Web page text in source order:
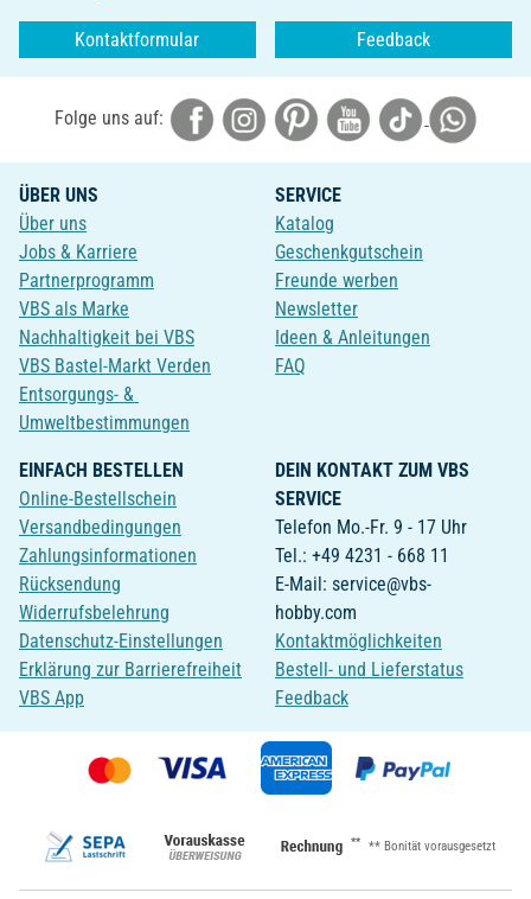
Kontaktformular Feedback
Folge uns auf:
ÜBER UNS
Über uns
Jobs & Karriere
Partnerprogramm
VBS als Marke
Nachhaltigkeit bei VBS
VBS Bastel-Markt Verden
Entsorgungs- &
Umweltbestimmungen
SERVICE
Katalog
Geschenkgutschein
Freunde werben
Newsletter
Ideen & Anleitungen
FAQ
EINFACH BESTELLEN
Online-Bestellschein
Versandbedingungen
Zahlungsinformationen
Rücksendung
Widerrufsbelehrung
Datenschutz-Einstellungen
Erklärung zur Barrierefreiheit
VBS App
DEIN KONTAKT ZUM VBS
SERVICE
Telefon Mo.-Fr. 9 - 17 Uhr
Tel.: +49 4231 - 668 11
E-Mail: service@vbs-
hobby.com
Kontaktmöglichkeiten
Bestell- und Lieferstatus
Feedback
** ** Bonität vorausgesetzt